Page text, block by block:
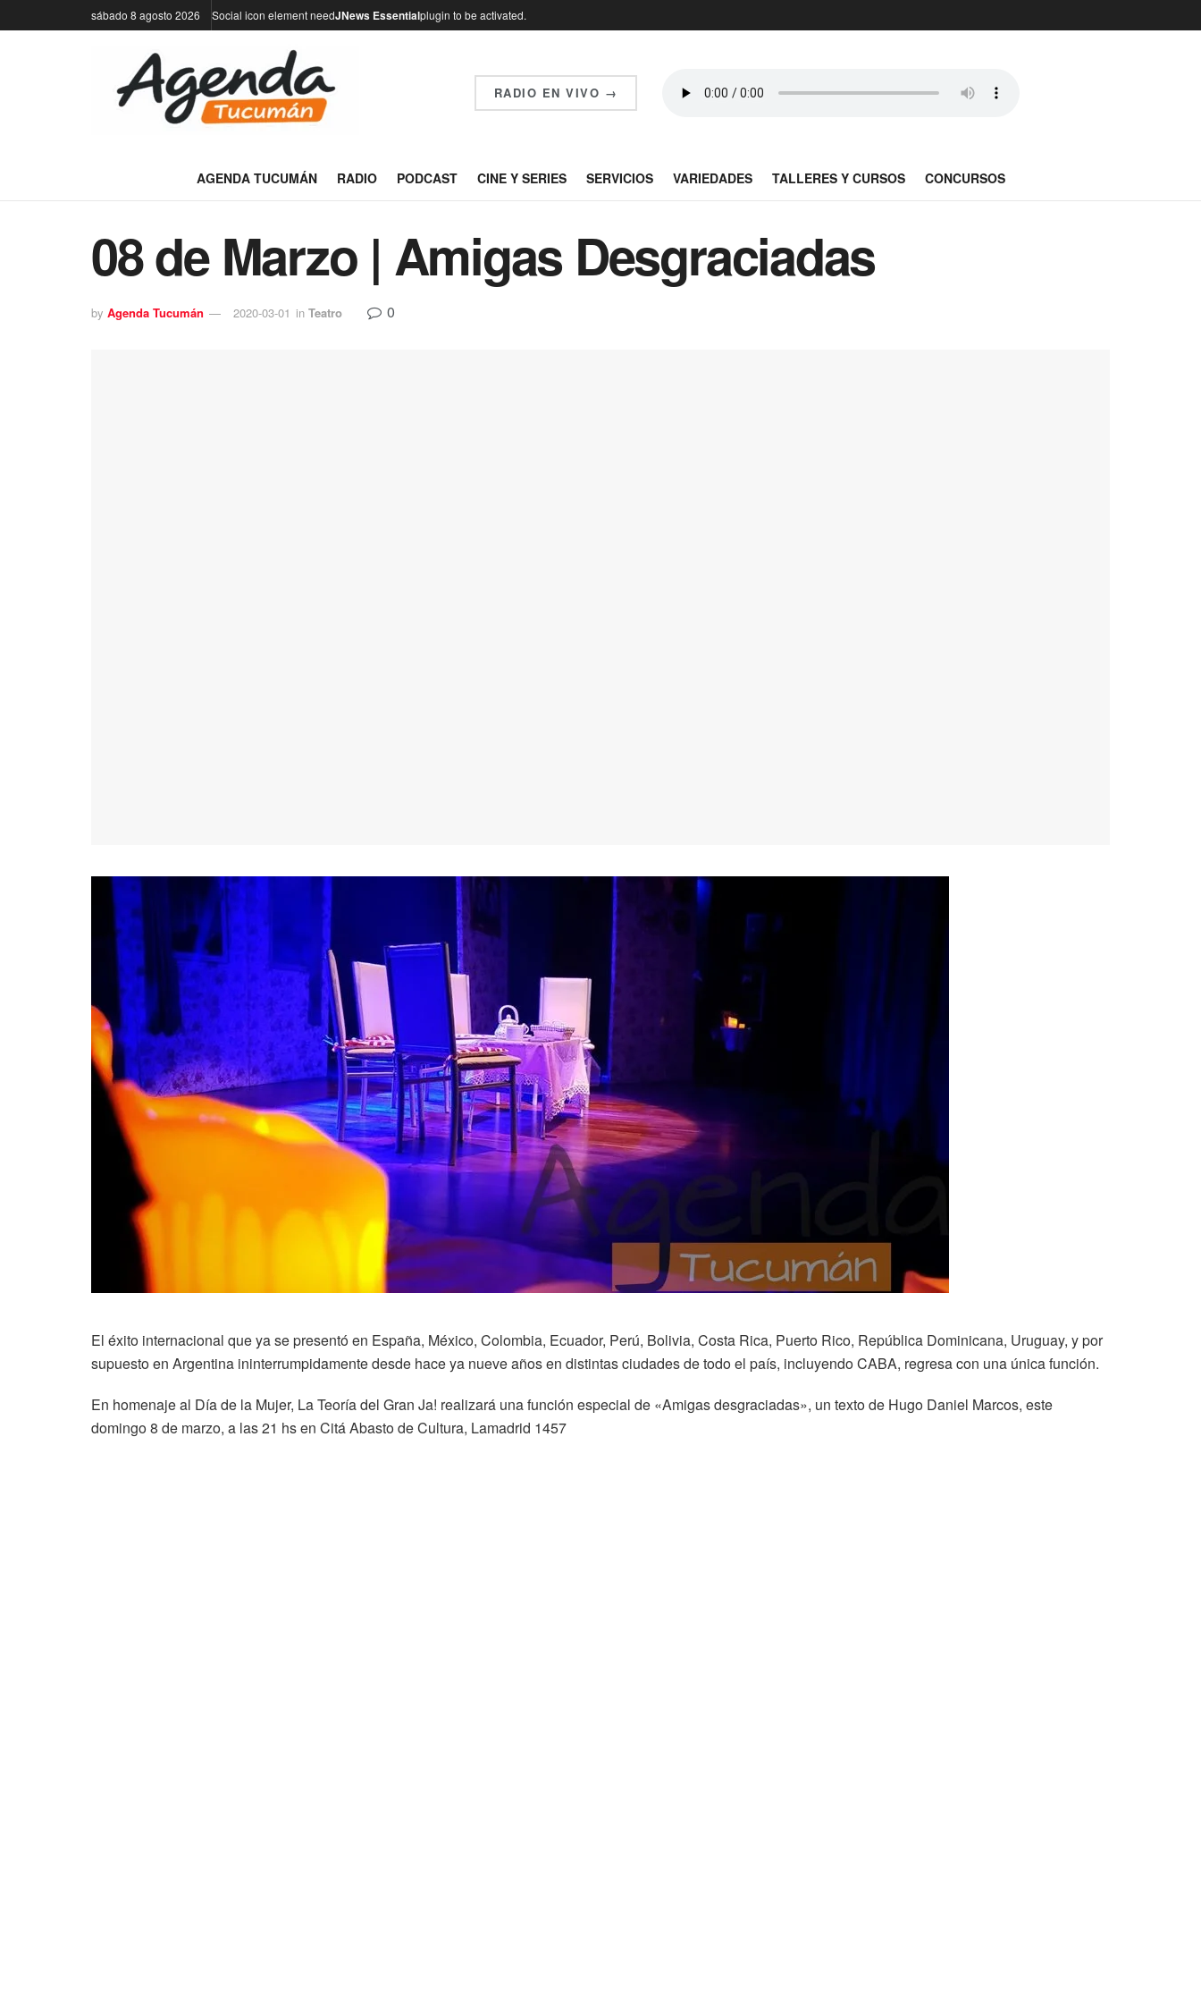
sábado 8 agosto 2026 Social icon element needJNews Essentialplugin to be activated.
RADIO EN VIVO →
AGENDA TUCUMÁN RADIO PODCAST CINE Y SERIES SERVICIOS VARIEDADES TALLERES Y CURSOS CONCURSOS
08 de Marzo | Amigas Desgraciadas
by Agenda Tucumán 2020-03-01 in Teatro 0
El éxito internacional que ya se presentó en España, México, Colombia, Ecuador, Perú, Bolivia, Costa Rica, Puerto Rico, República Dominicana, Uruguay, y por
supuesto en Argentina ininterrumpidamente desde hace ya nueve años en distintas ciudades de todo el país, incluyendo CABA, regresa con una única función.
En homenaje al Día de la Mujer, La Teoría del Gran Ja! realizará una función especial de «Amigas desgraciadas», un texto de Hugo Daniel Marcos, este
domingo 8 de marzo, a las 21 hs en Citá Abasto de Cultura, Lamadrid 1457